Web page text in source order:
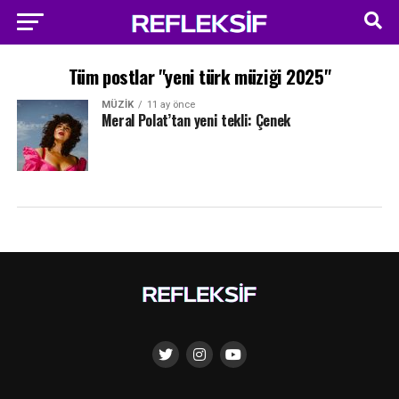
Tüm postlar "yeni türk müziği 2025"
MÜZIK 11 ay önce
Meral Polat’tan yeni tekli: Çenek